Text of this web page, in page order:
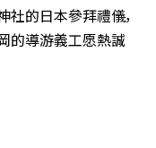
的日本參拜禮儀，
的導游義工愿熱誠